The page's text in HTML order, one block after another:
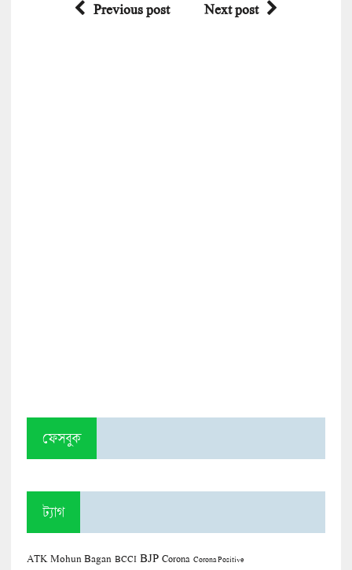
Previous post Next post
ফেসবুক
ট্যাগ
ATK Mohun Bagan BCCI BJP Corona Corona Positive